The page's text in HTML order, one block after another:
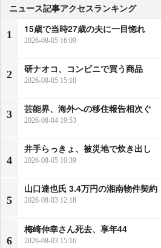
ニュース記事アクセスランキング
1
15歳で当時27歳の夫に一目惚れ
2026-08-05 16:09
2
研ナオコ、コンビニで買う商品
2026-08-05 15:10
3
芸能界、海外への移住報告相次ぐ
2026-08-04 19:53
4
井手らっきょ、被災地で炊き出し
2026-08-05 10:39
5
山口達也氏 3.4万円の湘南物件契約
2026-08-03 12:18
6
梅崎伸幸さん死去、享年44
2026-08-03 15:16